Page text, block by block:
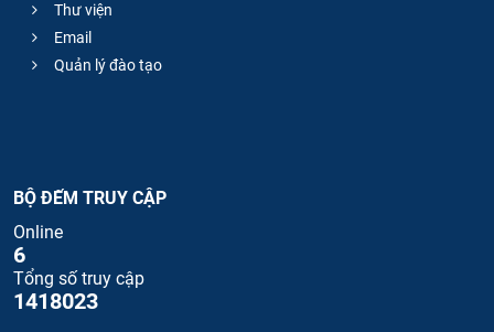
Thư viện
Email
Quản lý đào tạo
BỘ ĐẾM TRUY CẬP
Online
6
Tổng số truy cập
1418023